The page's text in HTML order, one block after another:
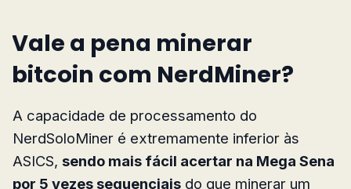
Vale a pena minerar
bitcoin com NerdMiner?
A capacidade de processamento do
NerdSoloMiner é extremamente inferior às
ASICS, sendo mais fácil acertar na Mega Sena
por 5 vezes sequenciais do que minerar um